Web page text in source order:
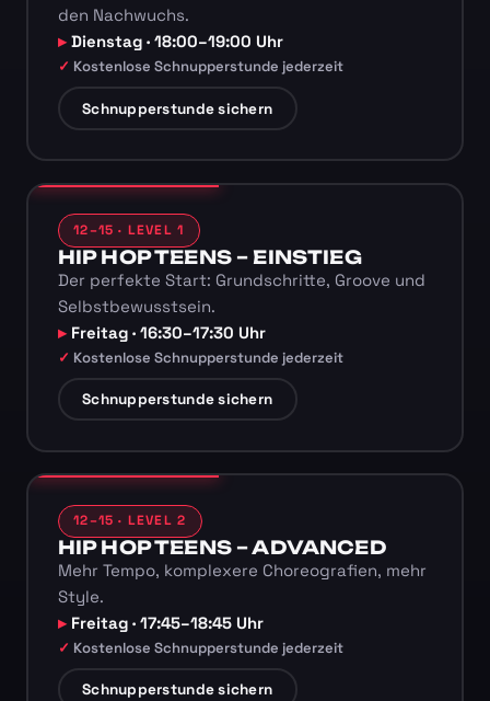
den Nachwuchs.
Dienstag · 18:00–19:00 Uhr
Kostenlose Schnupperstunde jederzeit
Schnupperstunde sichern
12–15 · LEVEL 1
HIP HOP TEENS – EINSTIEG
Der perfekte Start: Grundschritte, Groove und
Selbstbewusstsein.
Freitag · 16:30–17:30 Uhr
Kostenlose Schnupperstunde jederzeit
Schnupperstunde sichern
12–15 · LEVEL 2
HIP HOP TEENS – ADVANCED
Mehr Tempo, komplexere Choreografien, mehr
Style.
Freitag · 17:45–18:45 Uhr
Kostenlose Schnupperstunde jederzeit
Schnupperstunde sichern